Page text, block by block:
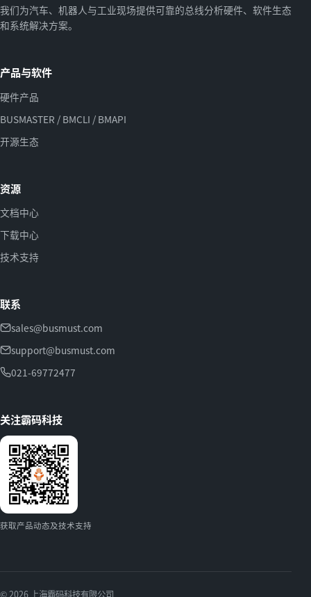
我们为汽车、机器人与工业现场提供可靠的总线分析硬件、软件生态
和系统解决方案。
产品与软件
硬件产品
BUSMASTER / BMCLI / BMAPI
开源生态
资源
文档中心
下载中心
技术支持
联系
sales@busmust.com
support@busmust.com
021-69772477
关注霸码科技
获取产品动态及技术支持
© 2026 上海霸码科技有限公司